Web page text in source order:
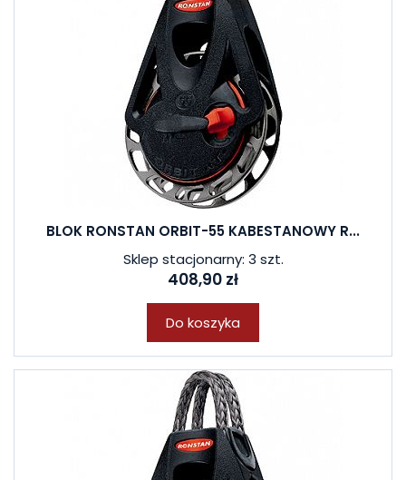
BLOK RONSTAN ORBIT-55 KABESTANOWY R...
Sklep stacjonarny: 3 szt.
408,90 zł
Do koszyka